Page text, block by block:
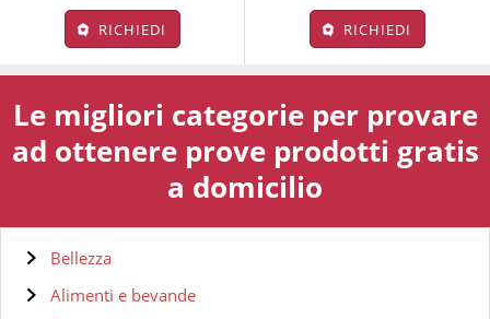
RICHIEDI RICHIEDI
Le migliori categorie per provare
ad ottenere prove prodotti gratis
a domicilio
Bellezza
Alimenti e bevande